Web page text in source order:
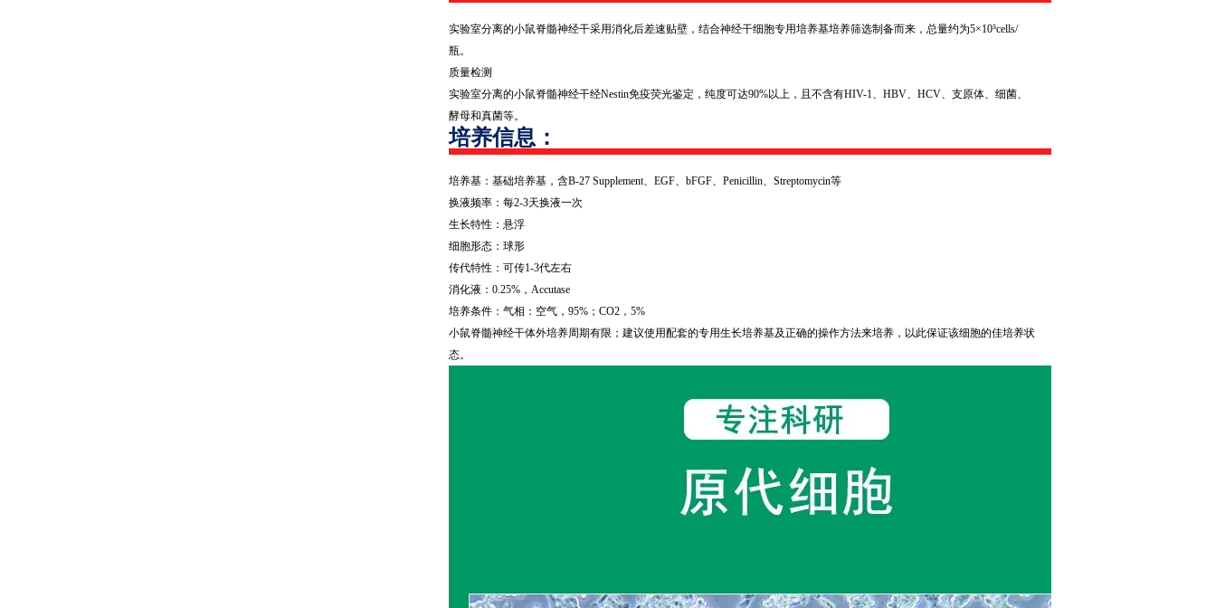
实验室分离的小鼠脊髓神经干采用消化后差速贴壁，结合神经干细胞专用培养基培养筛选制备而来，总量约为5×10⁵cells/
瓶。
质量检测
实验室分离的小鼠脊髓神经干经Nestin免疫荧光鉴定，纯度可达90%以上，且不含有HIV-1、 HBV、 HCV、支原体、细菌、
酵母和真菌等。
培养信息：
培养基：基础培养基，含B-27 Supplement、 EGF、 bFGF、 Penicillin、 Streptomycin等
换液频率：每2-3天换液一次
生长特性：悬浮
细胞形态：球形
传代特性：可传1-3代左右
消化液： 0.25% ， Accutase
培养条件：气相：空气， 95% ； CO2 ， 5%
小鼠脊髓神经干体外培养周期有限；建议使用配套的专用生长培养基及正确的操作方法来培养，以此保证该细胞的佳培养状
态。